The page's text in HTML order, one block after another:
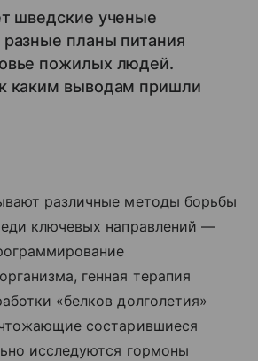
шведские ученые
планы питания
пожилых людей.
каким выводам пришли
различные методы борьбы
ключевых направлений —
генная терапия
«белков долголетия»
состарившиеся
исследуются гормоны